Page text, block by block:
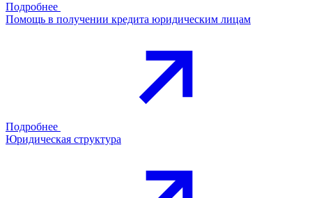
Подробнее
Помощь в получении кредита юридическим лицам
Подробнее
Юридическая структура